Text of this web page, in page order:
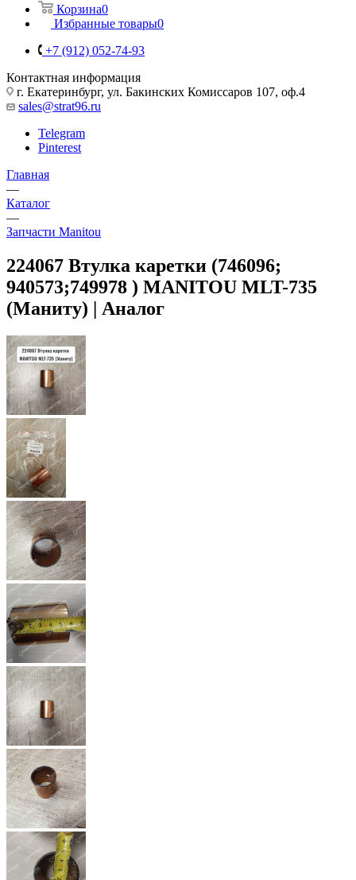
Корзина0
Избранные товары0
+7 (912) 052-74-93
Контактная информация
г. Екатеринбург, ул. Бакинских Комиссаров 107, оф.4
sales@strat96.ru
Telegram
Pinterest
Главная
—
Каталог
—
Запчасти Manitou
224067 Втулка каретки (746096;
940573;749978 ) MANITOU MLT-735
(Маниту) | Аналог